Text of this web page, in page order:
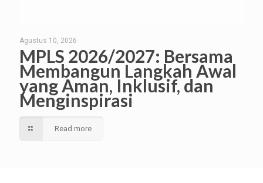
Agustus 10, 2026
MPLS 2026/2027: Bersama
Membangun Langkah Awal
yang Aman, Inklusif, dan
Menginspirasi
Read more